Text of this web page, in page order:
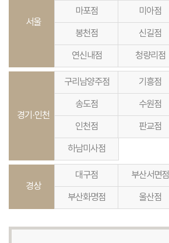
서울
마포점 미아점
봉천점 신길점
연신내점 청량리점
경기·인천
구리남양주점 기흥점
송도점 수원점
인천점 판교점
하남미사점
경상
대구점 부산서면점
부산화명점 울산점